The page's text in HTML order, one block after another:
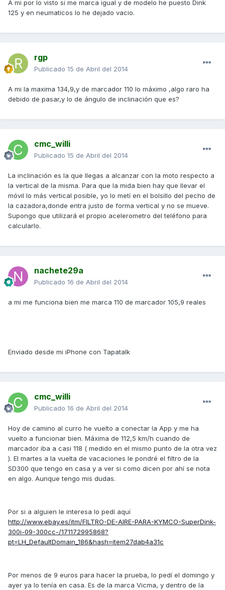
A mi por lo visto si me marca igual y de modelo he puesto Dink
125 y en neumaticos lo he dejado vacio.
rgp
Publicado 15 de Abril del 2014
A mi la maxima 134,9,y de marcador 110 lo máximo ,algo raro ha
debido de pasar,y lo de ángulo de inclinación que es?
cmc_willi
Publicado 15 de Abril del 2014
La inclinación es la que llegas a alcanzar con la moto respecto a
la vertical de la misma. Para que la mida bien hay que llevar el
móvil lo más vertical posible, yo lo metí en el bolsillo del pecho de
la cazadora,donde entra justo de forma vertical y no se mueve.
Supongo que utilizará el propio acelerometro del teléfono para
calcularlo.
nachete29a
Publicado 16 de Abril del 2014
a mi me funciona bien me marca 110 de marcador 105,9 reales
Enviado desde mi iPhone con Tapatalk
cmc_willi
Publicado 16 de Abril del 2014
Hoy de camino al curro he vuelto a conectar la App y me ha
vuelto a funcionar bien. Máxima de 112,5 km/h cuando de
marcador iba a casi 118 ( medido en el mismo punto de la otra vez
). El martes a la vuelta de vacaciones le pondré el filtro de la
SD300 que tengo en casa y a ver si como dicen por ahí se nota
en algo. Aunque tengo mis dudas.
Por si a alguien le interesa lo pedí aquí
http://www.ebay.es/itm/FILTRO-DE-AIRE-PARA-KYMCO-SuperDink-
300i-09-300cc-/171172995868?
pt=LH_DefaultDomain_186&hash=item27dab4a31c
Por menos de 9 euros para hacer la prueba, lo pedí el domingo y
ayer ya lo tenía en casa. Es de la marca Vicma, y dentro de la